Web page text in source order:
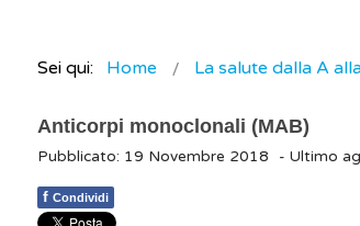
Sei qui: Home La salute dalla A
Anticorpi monoclonali (MAB)
Pubblicato: 19 Novembre 2018 - Ultimo
f Condividi